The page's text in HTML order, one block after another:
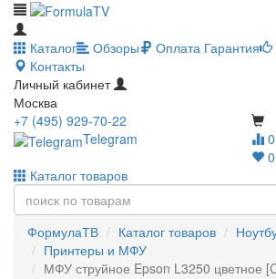
Каталог Обзоры Оплата Гарантия
Контакты
Личный кабинет
Москва
0
0
+7 (495) 929-70-22
Telegram
Каталог товаров
ФормулаТВ Каталог товаров
Принтеры и МФУ
МФУ струйное Epson L3250 цветное